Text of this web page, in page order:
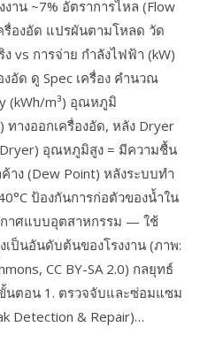
งาน ~7% อัตราการไหล (Flow
รื่องอัด แปรผันตามโหลด วัด
vs การจ่าย กำลังไฟฟ้า (kW)
งอัด ดู Spec เครื่อง คำนวณ
(kWh/m³) อุณหภูมิ
ทางออกเครื่องอัด, หลัง Dryer
Dryer) อุณหภูมิสูง = มีความชื้น
าง (Dew Point) หลังระบบทำ
ป้องกันการก่อตัวของน้ำใน
กาศแบบอุตสาหกรรม — ใช้
เป็นอันดับต้นของโรงงาน (ภาพ:
CC BY-SA 2.0) กลยุทธ์
นตอน 1. ตรวจจับและซ่อมแซม
Detection & Repair)…